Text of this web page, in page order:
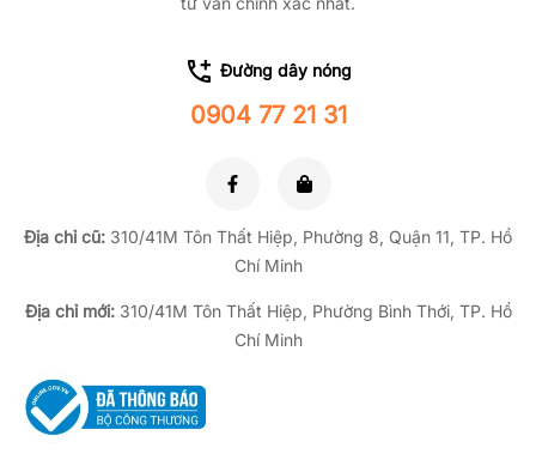
Đường dây nóng
0904 77 21 31
Địa chỉ cũ: 310/41M Tôn Thất Hiệp, Phường 8, Quận 11, TP. Hồ
Chí Minh
Địa chỉ mới:310/41M Tôn Thất Hiệp, Phường Bình Thới, TP. Hồ
Chí Minh